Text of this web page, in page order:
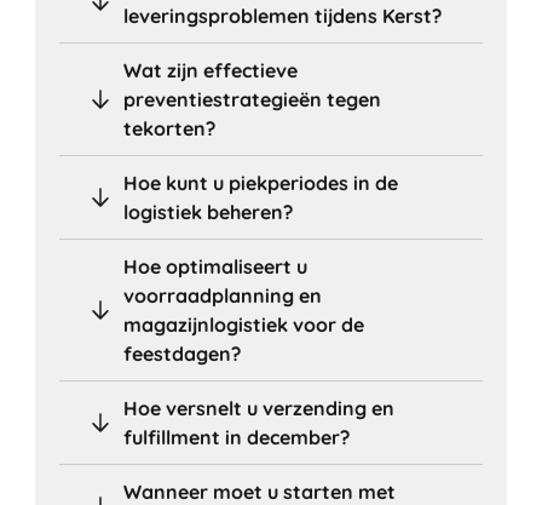
leveringsproblemen tijdens Kerst?
Wat zijn effectieve
preventiestrategieën tegen
tekorten?
Hoe kunt u piekperiodes in de
logistiek beheren?
Hoe optimaliseert u
voorraadplanning en
magazijnlogistiek voor de
feestdagen?
Hoe versnelt u verzending en
fulfillment in december?
Wanneer moet u starten met